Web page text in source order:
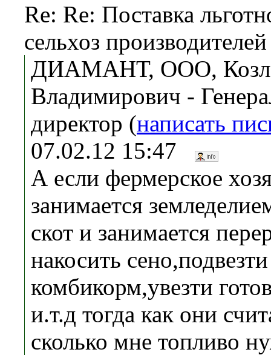
Re: Re: Поставка
сельхоз производителей
ДИАМАНТ, ООО,
Владимирович -
директор (написать
07.02.12 15:47
А если фермерское
занимается
скот и занимается
накосить сено,подвезти
комбикорм,увезти
и.т.д тогда как они
сколько мне топливо